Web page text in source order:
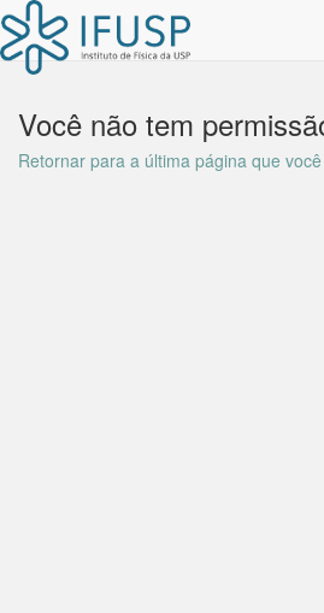
Você não tem
Retornar para a última página que